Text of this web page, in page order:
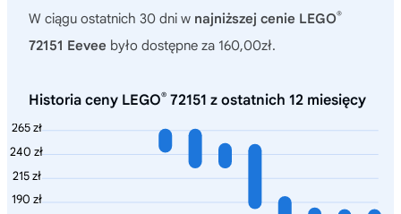
W ciągu ostatnich 30 dni w najniższej cenie LEGO®
72151 Eevee było dostępne za 160,00zł.
Historia ceny LEGO® 72151 z ostatnich 12 miesięcy
265 zł
240 zł
215 zł
190 zł